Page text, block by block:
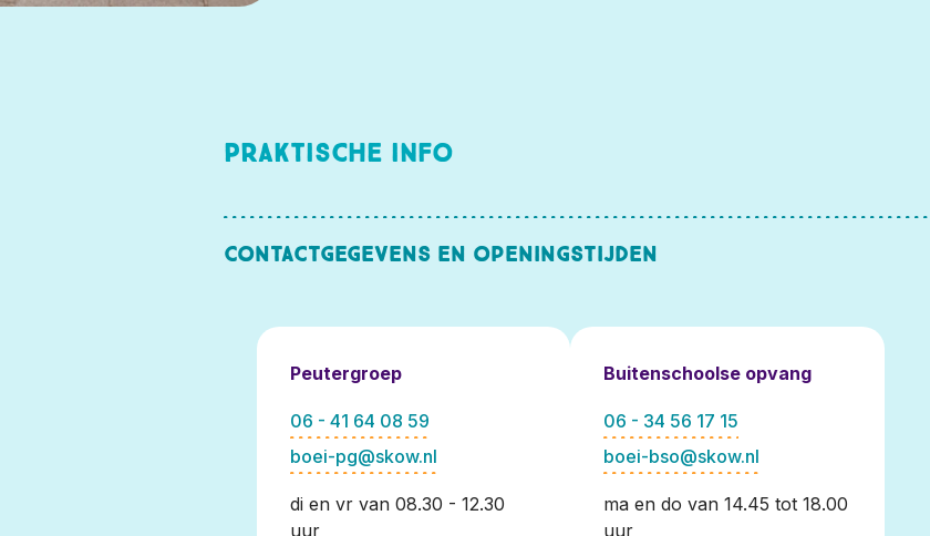
Praktische info
Contactgegevens en openingstijden
Peutergroep
06 - 41 64 08 59
boei-pg@skow.nl
di en vr van 08.30 - 12.30
uur
Buitenschoolse opvang
06 - 34 56 17 15
boei-bso@skow.nl
ma en do van 14.45 tot 18.00
uur